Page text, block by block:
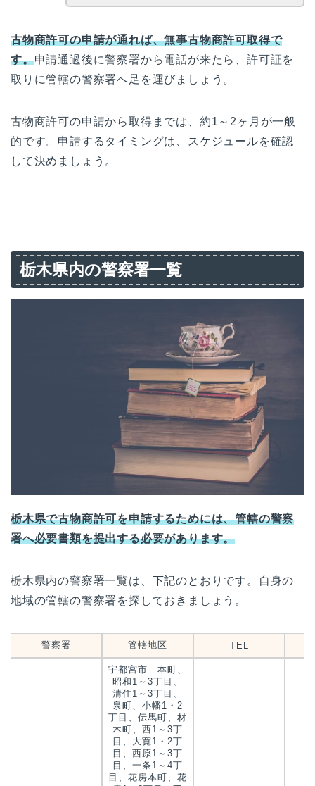
古物商許可の申請が通れば、無事古物商許可取得で
す。申請通過後に警察署から電話が来たら、許可証を
取りに管轄の警察署へ足を運びましょう。
古物商許可の申請から取得までは、約1～2ヶ月が一般
的です。申請するタイミングは、スケジュールを確認
して決めましょう。
栃木県内の警察署一覧
栃木県で古物商許可を申請するためには、管轄の警察
署へ必要書類を提出する必要があります。
栃木県内の警察署一覧は、下記のとおりです。自身の
地域の管轄の警察署を探しておきましょう。
警察署 管轄地区 TEL
宇都宮市 本町、
昭和1～3丁目、
清住1～3丁目、
泉町、小幡1・2
丁目、伝馬町、材
木町、西1～3丁
目、大寛1・2丁
目、西原1～3丁
目、一条1～4丁
目、花房本町、花